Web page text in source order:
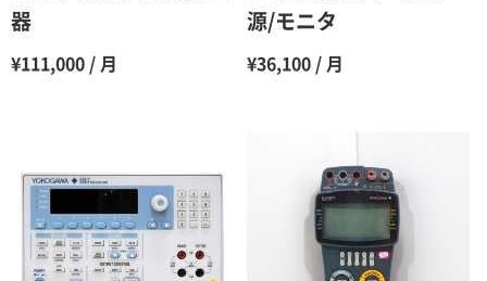
60％（割引率 40％）
8ヶ月 55％（割引率45％）
11ヶ月 47％（割引率53％）
12ヶ月 45％（割引率55％）
器
¥111,000 / 月
源/モニタ
¥36,100 / 月